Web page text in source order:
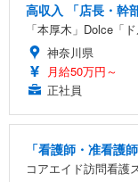
高収入 「店長・幹
「本厚木」Dolce「ド
神奈川県
月給50万円～
正社員
「看護師・准看護
コアエイド訪問看護